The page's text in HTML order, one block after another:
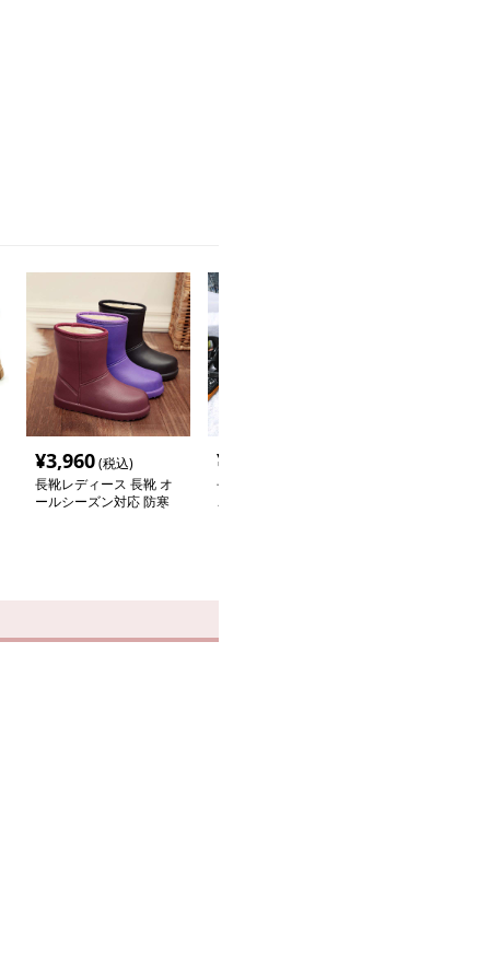
¥3,960(税込)
長靴レディース 長靴 オ
ールシーズン対応 防寒
¥
長靴レディース 長靴 も
こもこ防寒ブーツ ショ